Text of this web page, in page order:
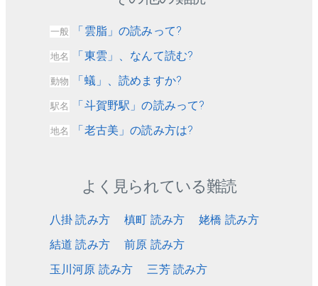
一般 「雲脂」の読みって?
地名 「東雲」、なんて読む?
動物 「蟻」、読めますか?
駅名 「斗賀野駅」の読みって?
地名 「老古美」の読み方は?
よく見られている難読
八掛 読み方 槙町 読み方
姥橋 読み方
結道 読み方
前原 読み方
玉川河原 読み方
三芳 読み方